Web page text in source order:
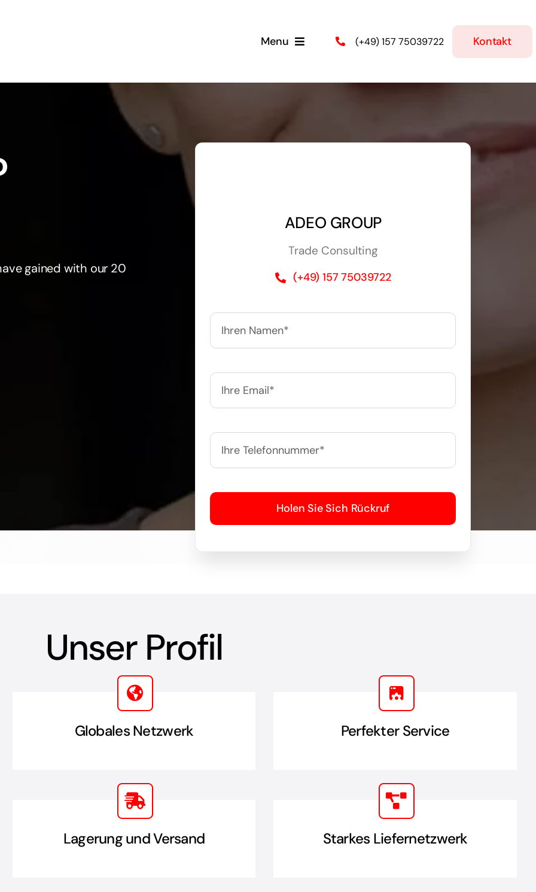
Menu
Unsere Produkte
(+49) 157 75039722 Kontakt
gained with our 20
ADEO GROUP
Trade Consulting
(+49) 157 75039722
Holen Sie Sich Rückruf
Unser Profil
Globales Netzwerk Perfekter Service
Lagerung und Versand Starkes Liefernetzwerk